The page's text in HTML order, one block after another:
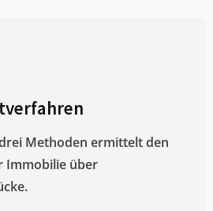
Methoden ermittelt den
Immobilie über